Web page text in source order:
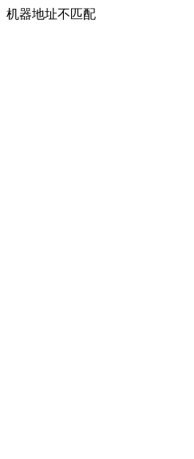
机器地址不匹配